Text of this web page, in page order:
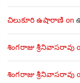
చిలుకూరి ఉషారాణి on
శింగరాజు శ్రీనివాసరావు
శింగరాజు శ్రీనివాసరావు